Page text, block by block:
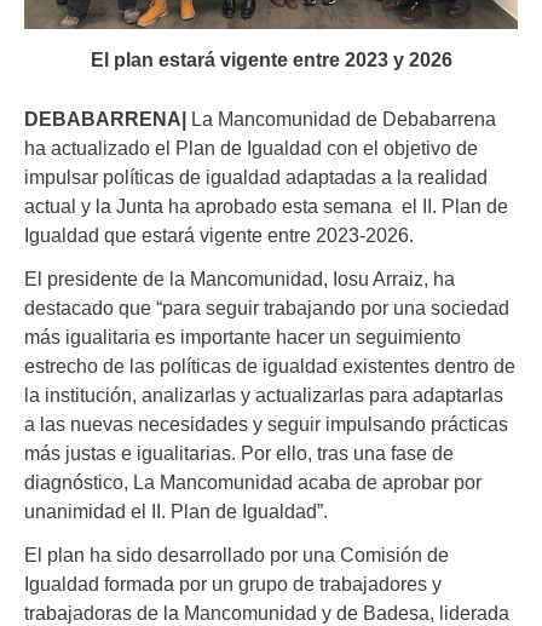
El plan estará vigente entre 2023 y 2026
DEBABARRENA| La Mancomunidad de Debabarrena
ha actualizado el Plan de Igualdad con el objetivo de
impulsar políticas de igualdad adaptadas a la realidad
actual y la Junta ha aprobado esta semana el II. Plan de
Igualdad que estará vigente entre 2023-2026.
El presidente de la Mancomunidad, Iosu Arraiz, ha
destacado que “para seguir trabajando por una sociedad
más igualitaria es importante hacer un seguimiento
estrecho de las políticas de igualdad existentes dentro de
la institución, analizarlas y actualizarlas para adaptarlas
a las nuevas necesidades y seguir impulsando prácticas
más justas e igualitarias. Por ello, tras una fase de
diagnóstico, La Mancomunidad acaba de aprobar por
unanimidad el II. Plan de Igualdad”.
El plan ha sido desarrollado por una Comisión de
Igualdad formada por un grupo de trabajadores y
trabajadoras de la Mancomunidad y de Badesa, liderada